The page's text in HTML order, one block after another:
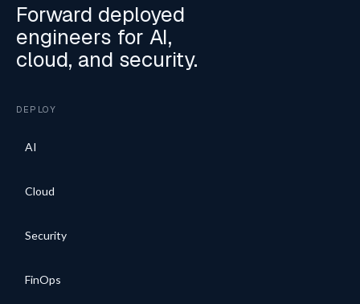
Forward deployed
engineers for AI,
cloud, and security.
DEPLOY
AI
Cloud
Security
FinOps